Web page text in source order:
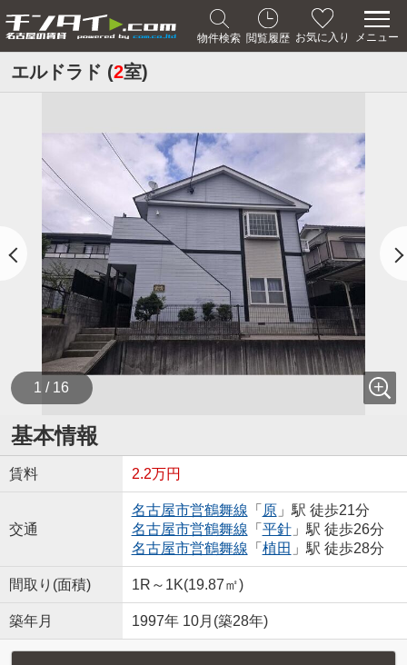
物件検索 閲覧履歴 お気に入り メニュー
エルドラド (2室)
1 / 16
基本情報
賃料 2.2万円
交通
名古屋市営鶴舞線 「 原」駅 徒歩21分
名古屋市営鶴舞線 「 平針」駅 徒歩26分
名古屋市営鶴舞線 「 植田 」駅 徒歩28分
間取り(面積) 1R～1K(19.87㎡)
築年月 1997年 10月(築28年)